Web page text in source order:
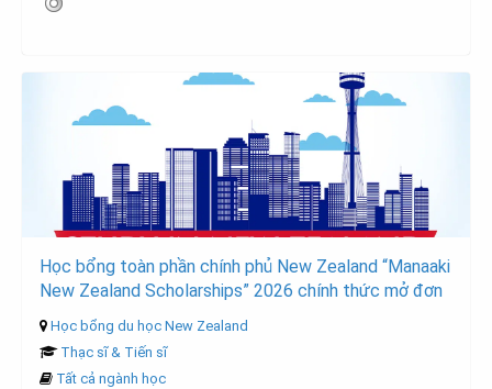
Học bổng toàn phần chính phủ New Zealand “Manaaki
New Zealand Scholarships” 2026 chính thức mở đơn
Học bổng du học New Zealand
Thạc sĩ & Tiến sĩ
Tất cả ngành học